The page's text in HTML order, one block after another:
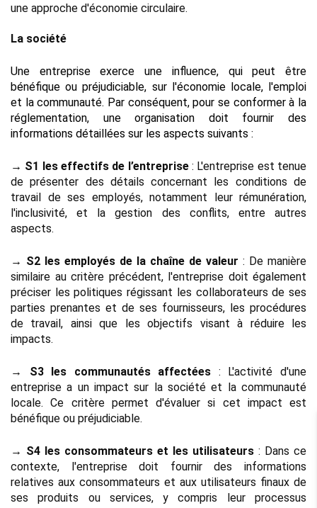
une approche d'économie circulaire.
La société
Une entreprise exerce une influence, qui peut être
bénéfique ou préjudiciable, sur l'économie locale, l'emploi
et la communauté. Par conséquent, pour se conformer à la
réglementation, une organisation doit fournir des
informations détaillées sur les aspects suivants :
→ S1 les effectifs de l’entreprise : L'entreprise est tenue
de présenter des détails concernant les conditions de
travail de ses employés, notamment leur rémunération,
l'inclusivité, et la gestion des conflits, entre autres
aspects.
→ S2 les employés de la chaîne de valeur : De manière
similaire au critère précédent, l'entreprise doit également
préciser les politiques régissant les collaborateurs de ses
parties prenantes et de ses fournisseurs, les procédures
de travail, ainsi que les objectifs visant à réduire les
impacts.
→ S3 les communautés affectées : L'activité d'une
entreprise a un impact sur la société et la communauté
locale. Ce critère permet d'évaluer si cet impact est
bénéfique ou préjudiciable.
→ S4 les consommateurs et les utilisateurs : Dans ce
contexte, l'entreprise doit fournir des informations
relatives aux consommateurs et aux utilisateurs finaux de
ses produits ou services, y compris leur processus